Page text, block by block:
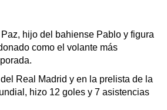
hijo del bahiense Pablo y figura
como el volante más
Real Madrid y en la prelista de la
hizo 12 goles y 7 asistencias